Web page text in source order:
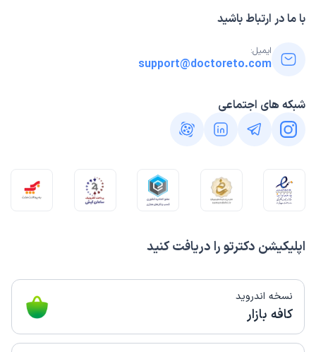
اپلیکیشن دکترتو را دریافت کنید
نسخه اندروید
کافه بازار
با ما در ارتباط باشید
ایمیل:
support@doctoreto.com
شبکه های اجتماعی